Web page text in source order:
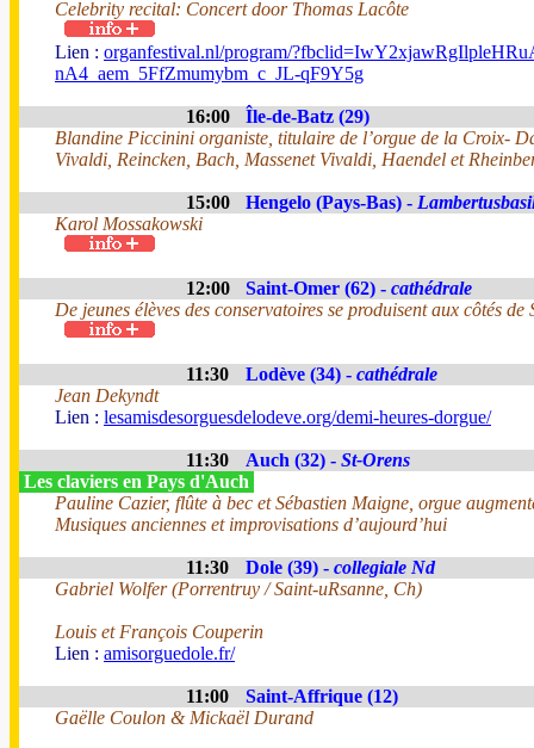
Celebrity recital: Concert door Thomas Lacôte
Lien : organfestival.nl/program/
nA4_aem_5FfZmumybm_c_JL-qF9Y5g
16:00
Île-de-Batz (29)
Blandine Piccinini organiste, titulaire de l’orgue de la Croix-
Vivaldi, Reincken, Bach, Massenet Vivaldi, Haendel et
15:00 Hengelo (Pays-Bas) -
Karol Mossakowski
12:00 Saint-Omer (62) - cathédrale
De jeunes élèves des conservatoires se produisent aux côtés de
11:30 Lodève (34) - cathédrale
Jean Dekyndt
Lien : lesamisdesorguesdelodeve.org/demi-heures-dorgue/
11:30 Auch (32) - St-Orens
Les claviers en Pays d'Auch
Pauline Cazier, flûte à bec et Sébastien Maigne, orgue
Musiques anciennes et improvisations d’aujourd’hui
11:30 Dole (39) - collegiale Nd
Gabriel Wolfer (Porrentruy / Saint-uRsanne, Ch)
Louis et François Couperin
Lien : amisorguedole.fr/
11:00
Saint-Affrique (12)
Gaëlle Coulon & Mickaël Durand